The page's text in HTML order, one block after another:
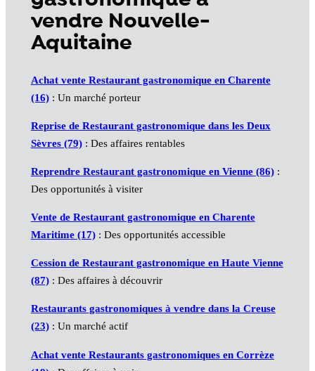
vendre Nouvelle-
Aquitaine
Achat vente Restaurant gastronomique en Charente
(16): Un marché porteur
Reprise de Restaurant gastronomique dans les Deux
Sèvres (79): Des affaires rentables
Reprendre Restaurant gastronomique en Vienne (86):
Des opportunités à visiter
Vente de Restaurant gastronomique en Charente
Maritime (17): Des opportunités accessible
Cession de Restaurant gastronomique en Haute Vienne
(87): Des affaires à découvrir
Restaurants gastronomiques à vendre dans la Creuse
(23): Un marché actif
Achat vente Restaurants gastronomiques en Corrèze